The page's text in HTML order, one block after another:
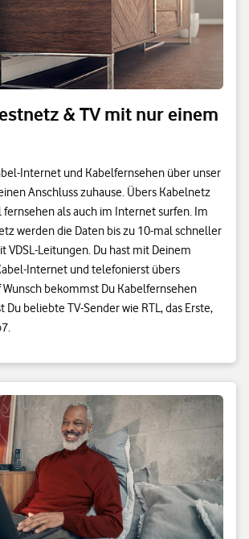
& TV mit nur einem
Internet und Kabelfernsehen über unser
Anschluss zuhause. Übers Kabelnetz
fernsehen als auch im Internet surfen. Im
werden die Daten bis zu 10-mal schneller
VDSL-Leitungen. Du hast mit Deinem
Internet und telefonierst übers
Wunsch bekommst Du Kabelfernsehen
Du beliebte TV-Sender wie RTL, das Erste,